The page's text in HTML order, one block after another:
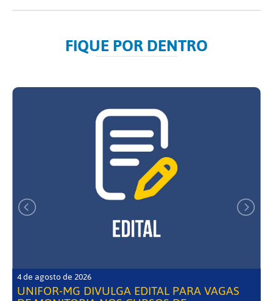
FIQUE POR DENTRO
4 de agosto de 2026
UNIFOR-MG DIVULGA EDITAL PARA VAGAS